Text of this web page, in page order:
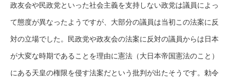
政友会や民政党といった社会主義を支持しない政党は議員によっ
て態度が異なったようですが、大部分の議員は当初この法案に反
対の立場でした。民政党や政友会の法案に反対の議員からは日本
が大変な時期であることを理由に憲法（大日本帝国憲法のこと）
にある天皇の権限を侵す法案だという批判が出たそうです。勅令